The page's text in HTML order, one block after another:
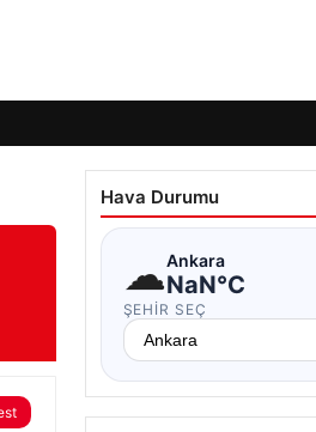
Hava Durumu
☁Ankara
NaN°C
ŞEHIR SEÇ